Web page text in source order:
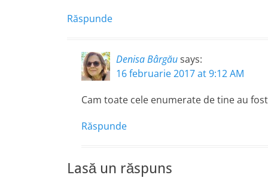
Răspunde
Denisa Bârgăusays:
16 februarie 2017 at 9:12 AM
Cam toate cele enumerate de tine au
Răspunde
Lasă un răspuns